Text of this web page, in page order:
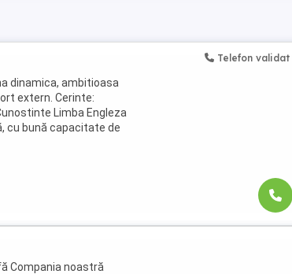
dinamica, ambitioasa
extern. Cerinte:
Limba Engleza
cu bună capacitate de
Telefon validat
Compania noastră